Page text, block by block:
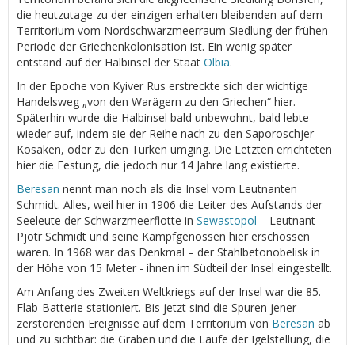
die heutzutage zu der einzigen erhalten bleibenden auf dem
Territorium vom Nordschwarzmeerraum Siedlung der frühen
Periode der Griechenkolonisation ist. Ein wenig später
entstand auf der Halbinsel der Staat Olbia.
In der Epoche von Kyiver Rus erstreckte sich der wichtige
Handelsweg „von den Warägern zu den Griechen“ hier.
Späterhin wurde die Halbinsel bald unbewohnt, bald lebte
wieder auf, indem sie der Reihe nach zu den Saporoschjer
Kosaken, oder zu den Türken umging. Die Letzten errichteten
hier die Festung, die jedoch nur 14 Jahre lang existierte.
Beresan nennt man noch als die Insel vom Leutnanten
Schmidt. Alles, weil hier in 1906 die Leiter des Aufstands der
Seeleute der Schwarzmeerflotte in Sewastopol – Leutnant
Pjotr Schmidt und seine Kampfgenossen hier erschossen
waren. In 1968 war das Denkmal – der Stahlbetonobelisk in
der Höhe von 15 Meter - ihnen im Südteil der Insel eingestellt.
Am Anfang des Zweiten Weltkriegs auf der Insel war die 85.
Flab-Batterie stationiert. Bis jetzt sind die Spuren jener
zerstörenden Ereignisse auf dem Territorium von Beresan ab
und zu sichtbar: die Gräben und die Läufe der Igelstellung, die